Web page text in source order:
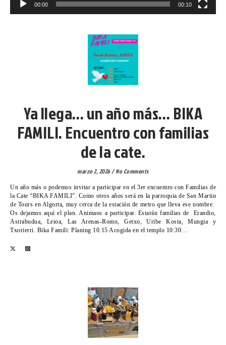
00:00 00:10
Ya llega… un año más… BIKA
FAMILI. Encuentro con familias
de la cate.
marzo 2, 2026/No Comments
Un año más o podemos invitar a participar en el 3er encuentro con Familias de
la Cate “BIKA FAMILI”. Como otros años será en la parroquia de San Martin
de Tours en Algorta, muy cerca de la estación de metro que lleva ese nombre.
Os dejamos aquí el plan. Animaos a participar. Estarán familias de Erandio,
Astrabudua, Leioa, Las Arenas-Romo, Getxo, Uribe Kosta, Mungia y
Txorierri. Bika Famili: Planing 10.15 Acogida en el templo 10:30…